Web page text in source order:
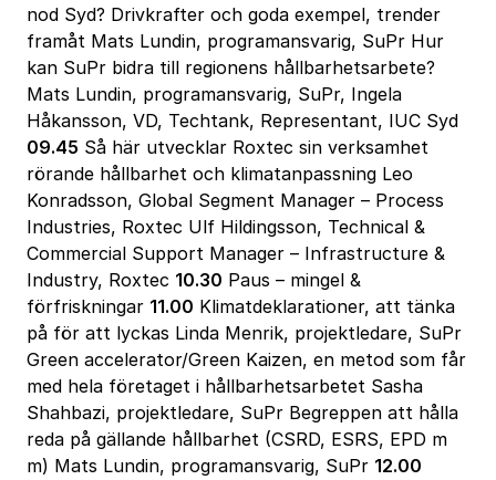
nod Syd? Drivkrafter och goda exempel, trender
framåt Mats Lundin, programansvarig, SuPr Hur
kan SuPr bidra till regionens hållbarhetsarbete?
Mats Lundin, programansvarig, SuPr, Ingela
Håkansson, VD, Techtank, Representant, IUC Syd
09.45 Så här utvecklar Roxtec sin verksamhet
rörande hållbarhet och klimatanpassning Leo
Konradsson, Global Segment Manager – Process
Industries, Roxtec Ulf Hildingsson, Technical &
Commercial Support Manager – Infrastructure &
Industry, Roxtec 10.30 Paus – mingel &
förfriskningar 11.00 Klimatdeklarationer, att tänka
på för att lyckas Linda Menrik, projektledare, SuPr
Green accelerator/Green Kaizen, en metod som får
med hela företaget i hållbarhetsarbetet Sasha
Shahbazi, projektledare, SuPr Begreppen att hålla
reda på gällande hållbarhet (CSRD, ESRS, EPD m
m) Mats Lundin, programansvarig, SuPr 12.00